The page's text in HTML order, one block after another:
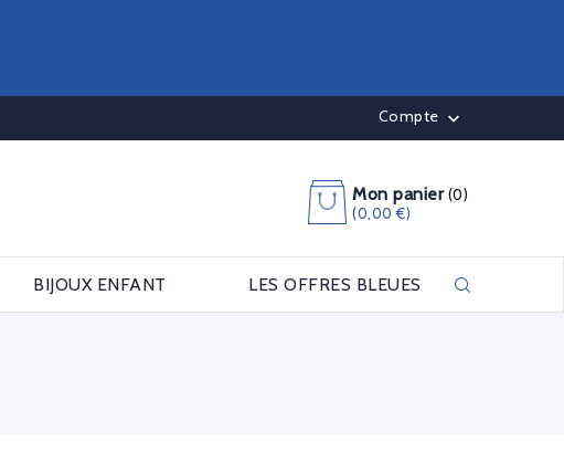
Compte 
Mon panier (0)
(0,00 €)
BIJOUX ENFANT LES OFFRES BLEUES